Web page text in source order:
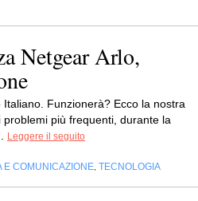
Netgear Arlo,
Funzionerà? Ecco la nostra
più frequenti, durante la
Leggere il seguito
E COMUNICAZIONE, TECNOLOGIA